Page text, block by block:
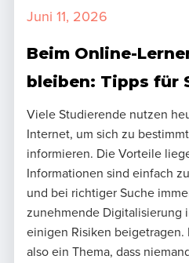
Juni 11, 2026
Beim Online-
bleiben: Tipps für
Viele Studierende nutzen
Internet, um sich zu
informieren. Die Vorteile
Informationen sind einfach
und bei richtiger Suche
zunehmende Digitalisierung
einigen Risiken beigetragen.
also ein Thema, dass